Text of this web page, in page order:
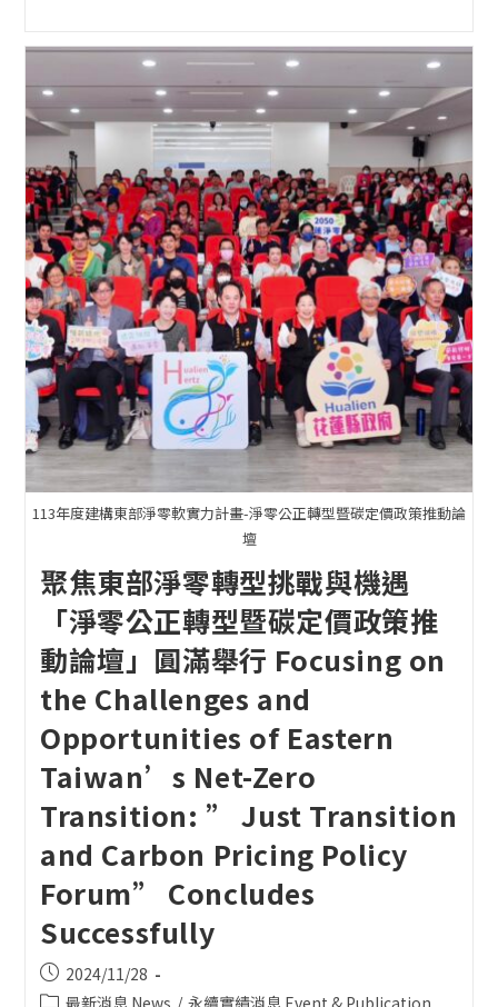
113年度建構東部淨零軟實力計畫-淨零公正轉型暨碳定價政策推動論
壇
聚焦東部淨零轉型挑戰與機遇
「淨零公正轉型暨碳定價政策推
動論壇」圓滿舉行 Focusing on
the Challenges and
Opportunities of Eastern
Taiwan’s Net-Zero
Transition: ” Just Transition
and Carbon Pricing Policy
Forum” Concludes
Successfully
Post
published:
2024/11/28
Post最新消息 News / 永續實績消息 Event & Publication